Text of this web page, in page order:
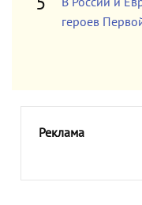
героев
Реклама